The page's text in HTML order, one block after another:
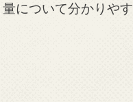
について分かりやす